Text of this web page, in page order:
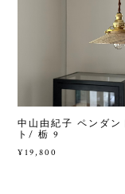
中山由紀子 ペンダン
ト/ 栃 9
¥19,800